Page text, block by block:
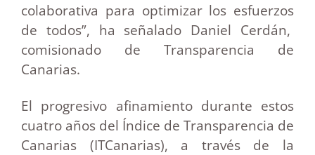
colaborativa para optimizar los esfuerzos
de todos”, ha señalado Daniel Cerdán,
comisionado de Transparencia de
Canarias.
El progresivo afinamiento durante estos
cuatro años del Índice de Transparencia de
Canarias (ITCanarias), a través de la